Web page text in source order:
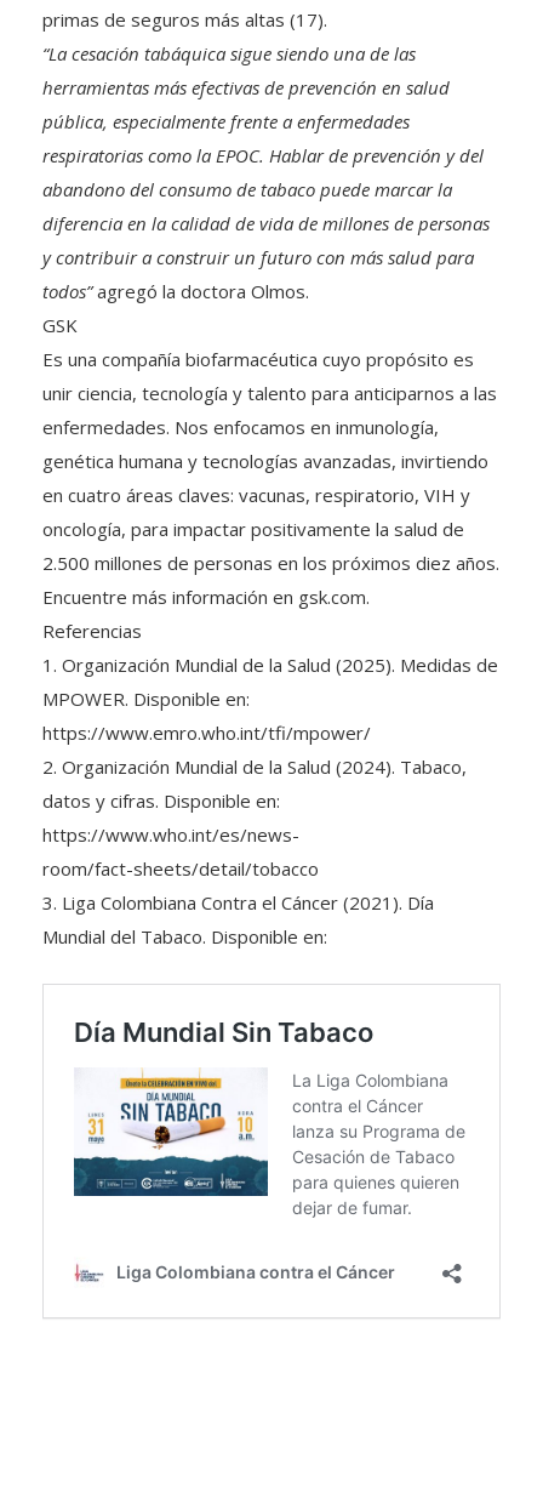
primas de seguros más altas (17).
“La cesación tabáquica sigue siendo una de las
herramientas más efectivas de prevención en salud
pública, especialmente frente a enfermedades
respiratorias como la EPOC. Hablar de prevención y del
abandono del consumo de tabaco puede marcar la
diferencia en la calidad de vida de millones de personas
y contribuir a construir un futuro con más salud para
todos”agregó la doctora Olmos.
GSK
Es una compañía biofarmacéutica cuyo propósito es
unir ciencia, tecnología y talento para anticiparnos a las
enfermedades. Nos enfocamos en inmunología,
genética humana y tecnologías avanzadas, invirtiendo
en cuatro áreas claves: vacunas, respiratorio, VIH y
oncología, para impactar positivamente la salud de
2.500 millones de personas en los próximos diez años.
Encuentre más información en gsk.com.
Referencias
1. Organización Mundial de la Salud (2025). Medidas de
MPOWER. Disponible en:
https://www.emro.who.int/tfi/mpower/
2. Organización Mundial de la Salud (2024). Tabaco,
datos y cifras. Disponible en:
https://www.who.int/es/news-
room/fact-sheets/detail/tobacco
3. Liga Colombiana Contra el Cáncer (2021). Día
Mundial del Tabaco. Disponible en: